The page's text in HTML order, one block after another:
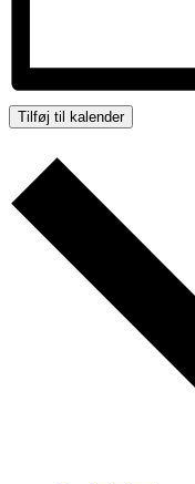
Tilføj til kalender